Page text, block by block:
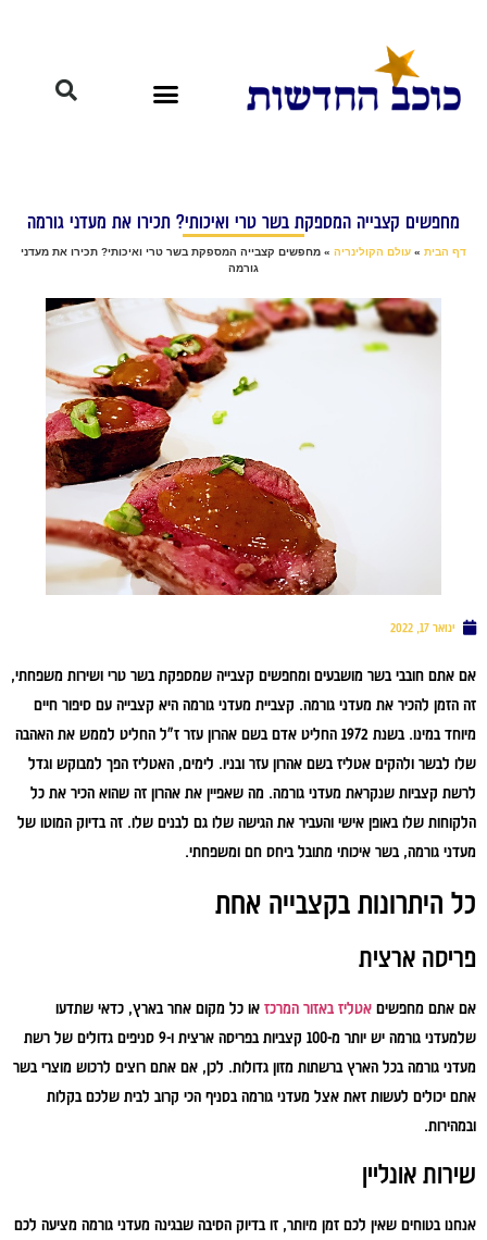
מחפשים קצבייה המספקת בשר טרי ואיכותי? תכירו את מעדני גורמה
דף הבית » עולם הקולינריה » מחפשים קצבייה המספקת בשר טרי ואיכותי? תכירו את מעדני
גורמה
ינואר 17, 2022
אם אתם חובבי בשר מושבעים ומחפשים קצבייה שמספקת בשר טרי ושירות משפחתי,
זה הזמן להכיר את מעדני גורמה. קצביית מעדני גורמה היא קצבייה עם סיפור חיים
מיוחד במינו. בשנת 1972 החליט אדם בשם אהרון עזר ז"ל החליט לממש את האהבה
שלו לבשר ולהקים אטליז בשם אהרון עזר ובניו. לימים, האטליז הפך למבוקש וגדל
לרשת קצביות שנקראת מעדני גורמה. מה שאפיין את אהרון זה שהוא הכיר את כל
הלקוחות שלו באופן אישי והעביר את הגישה שלו גם לבנים שלו. זה בדיוק המוטו של
מעדני גורמה, בשר איכותי מתובל ביחס חם ומשפחתי.
כל היתרונות בקצבייה אחת
פריסה ארצית
אם אתם מחפשים אטליז באזור המרכז או כל מקום אחר בארץ, כדאי שתדעו
שלמעדני גורמה יש יותר מ-100 קצביות בפריסה ארצית ו-9 סניפים גדולים של רשת
מעדני גורמה בכל הארץ ברשתות מזון גדולות. לכן, אם אתם רוצים לרכוש מוצרי בשר
אתם יכולים לעשות זאת אצל מעדני גורמה בסניף הכי קרוב לבית שלכם בקלות
ובמהירות.
שירות אונליין
אנחנו בטוחים שאין לכם זמן מיותר, זו בדיוק הסיבה שבגינה מעדני גורמה מציעה לכם